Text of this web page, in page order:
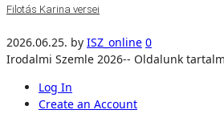
Filotás Karina versei
2026.06.25. by ISZ_online 0
Irodalmi Szemle 2026-- Oldalunk
Log In
Create an Account